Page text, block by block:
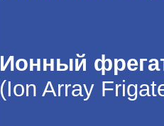
Ионный
(Ion Array